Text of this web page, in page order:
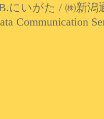
にいがた / ㈱新潟
Communication